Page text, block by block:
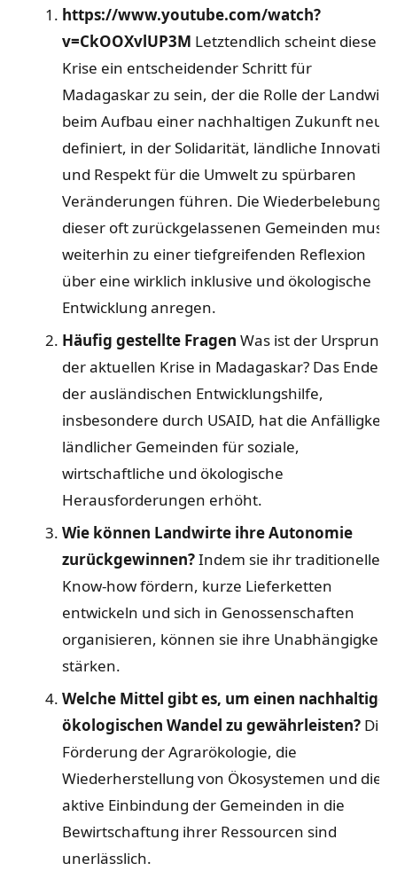
https://www.youtube.com/watch?
v=CkOOXvlUP3M Letztendlich scheint diese
Krise ein entscheidender Schritt für
Madagaskar zu sein, der die Rolle der
beim Aufbau einer nachhaltigen Zukunft neu
definiert, in der Solidarität, ländliche
und Respekt für die Umwelt zu spürbaren
Veränderungen führen. Die Wiederbelebung
dieser oft zurückgelassenen Gemeinden muss
weiterhin zu einer tiefgreifenden Reflexion
über eine wirklich inklusive und ökologische
Entwicklung anregen.
Häufig gestellte Fragen Was ist der Ursprung
der aktuellen Krise in Madagaskar? Das Ende
der ausländischen Entwicklungshilfe,
insbesondere durch USAID, hat die Anfälligkeit
ländlicher Gemeinden für soziale,
wirtschaftliche und ökologische
Herausforderungen erhöht.
Wie können Landwirte ihre Autonomie
zurückgewinnen?Indem sie ihr traditionelles
Know-how fördern, kurze Lieferketten
entwickeln und sich in Genossenschaften
organisieren, können sie ihre Unabhängigkeit
stärken.
Welche Mittel gibt es, um einen nachhaltigen
ökologischen Wandel zu gewährleisten?Die
Förderung der Agrarökologie, die
Wiederherstellung von Ökosystemen und die
aktive Einbindung der Gemeinden in die
Bewirtschaftung ihrer Ressourcen sind
unerlässlich.